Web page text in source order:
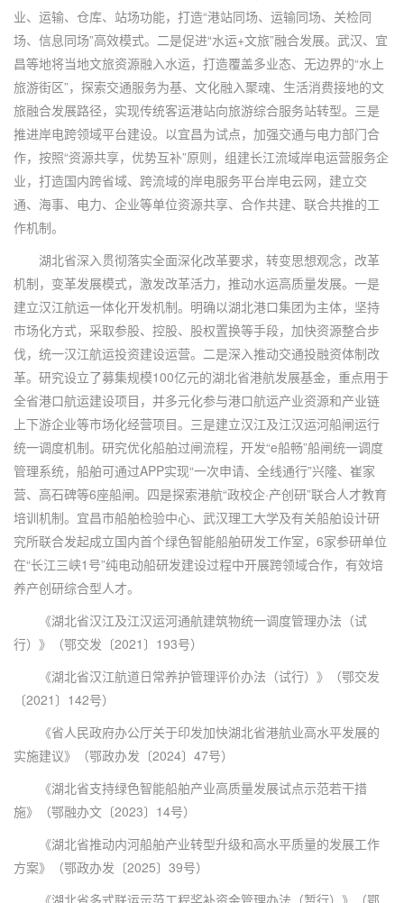
业、运输、仓库、站场功能，打造“港站同场、运输同场、关检同
场、信息同场”高效模式。二是促进“水运+文旅”融合发展。武汉、宜
昌等地将当地文旅资源融入水运，打造覆盖多业态、无边界的“水上
旅游街区”，探索交通服务为基、文化融入聚魂、生活消费接地的文
旅融合发展路径，实现传统客运港站向旅游综合服务站转型。三是
推进岸电跨领域平台建设。以宜昌为试点，加强交通与电力部门合
作，按照“资源共享，优势互补”原则，组建长江流域岸电运营服务企
业，打造国内跨省域、跨流域的岸电服务平台岸电云网，建立交
通、海事、电力、企业等单位资源共享、合作共建、联合共推的工
作机制。
湖北省深入贯彻落实全面深化改革要求，转变思想观念，改革
机制，变革发展模式，激发改革活力，推动水运高质量发展。一是
建立汉江航运一体化开发机制。明确以湖北港口集团为主体，坚持
市场化方式，采取参股、控股、股权置换等手段，加快资源整合步
伐，统一汉江航运投资建设运营。二是深入推动交通投融资体制改
革。研究设立了募集规模100亿元的湖北省港航发展基金，重点用于
全省港口航运建设项目，并多元化参与港口航运产业资源和产业链
上下游企业等市场化经营项目。三是建立汉江及江汉运河船闸运行
统一调度机制。研究优化船舶过闸流程，开发“e船畅”船闸统一调度
管理系统，船舶可通过APP实现“一次申请、全线通行”兴隆、崔家
营、高石碑等6座船闸。四是探索港航“政校企·产创研”联合人才教育
培训机制。宜昌市船舶检验中心、武汉理工大学及有关船舶设计研
究所联合发起成立国内首个绿色智能船舶研发工作室，6家参研单位
在“长江三峡1号”纯电动船研发建设过程中开展跨领域合作，有效培
养产创研综合型人才。
《湖北省汉江及江汉运河通航建筑物统一调度管理办法（试
行）》（鄂交发〔2021〕193号）
《湖北省汉江航道日常养护管理评价办法（试行）》（鄂交发
〔2021〕142号）
《省人民政府办公厅关于印发加快湖北省港航业高水平发展的
实施建议》（鄂政办发〔2024〕47号）
《湖北省支持绿色智能船舶产业高质量发展试点示范若干措
施》（鄂融办文〔2023〕14号）
《湖北省推动内河船舶产业转型升级和高水平质量的发展工作
方案》（鄂政办发〔2025〕39号）
《湖北省多式联运示范工程奖补资金管理办法（暂行）》（鄂